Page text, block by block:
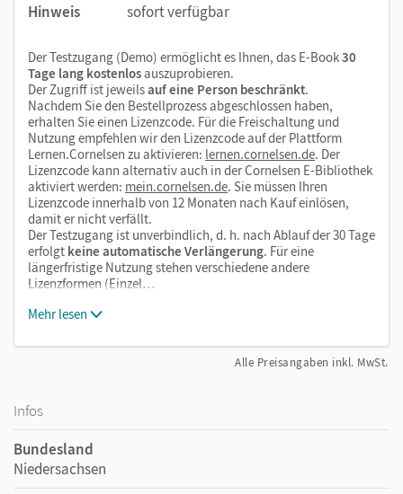
Hinweis
sofort verfügbar
Der Testzugang (Demo) ermöglicht es Ihnen, das E-Book30
Tage lang kostenlosauszuprobieren.
Der Zugriff ist jeweilsauf eine Person beschränkt.
Nachdem Sie den Bestellprozess abgeschlossen haben,
erhalten Sie einen Lizenzcode. Für die Freischaltung und
Nutzung empfehlen wir den Lizenzcode auf der Plattform
Lernen.Cornelsen zu aktivieren: lernen.cornelsen.de. Der
Lizenzcode kann alternativ auch in der Cornelsen E-Bibliothek
aktiviert werden: mein.cornelsen.de. Sie müssen Ihren
Lizenzcode innerhalb von 12 Monaten nach Kauf einlösen,
damit er nicht verfällt.
Der Testzugang ist unverbindlich, d. h. nach Ablauf der 30 Tage
erfolgt keine automatische Verlängerung. Für eine
längerfristige Nutzung stehen verschiedene andere
Lizenzformen (Einzel…
Mehr lesen
Alle Preisangaben inkl. MwSt.
Infos
Bundesland
Niedersachsen